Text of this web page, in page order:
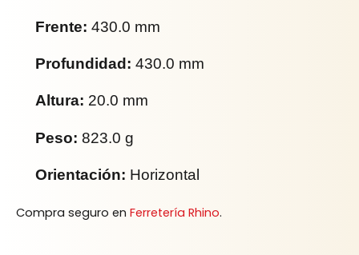
Frente: 430.0 mm
Profundidad: 430.0 mm
Altura: 20.0 mm
Peso: 823.0 g
Orientación: Horizontal
Compra seguro en Ferretería Rhino.